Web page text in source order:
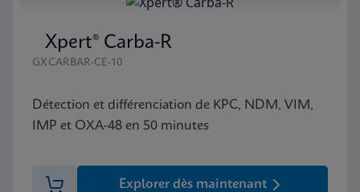
Xpert® Carba-R
GXCARBAR-CE-10
Détection et différenciation de KPC, NDM, VIM,
IMP et OXA-48 en 50 minutes
Explorer dès maintenant